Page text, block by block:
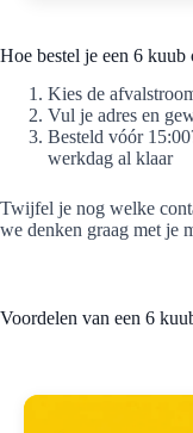
Hoe bestel je een 6 kuub
Kies de
Vul je adres en
Besteld vóór
werkdag al klaar
Twijfel je nog welke
we denken graag met je
Voordelen van een 6